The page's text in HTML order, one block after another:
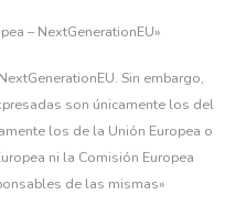
– NextGenerationEU»
Sin embargo,
son únicamente los del
los de la Unión Europea o
ni la Comisión Europea
de las mismas»